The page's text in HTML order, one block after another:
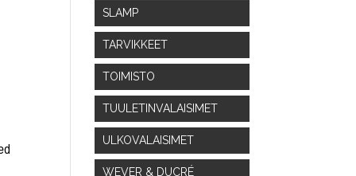
SLAMP
TARVIKKEET
TOIMISTO
TUULETINVALAISIMET
ULKOVALAISIMET
WEVER & DUCRÉ